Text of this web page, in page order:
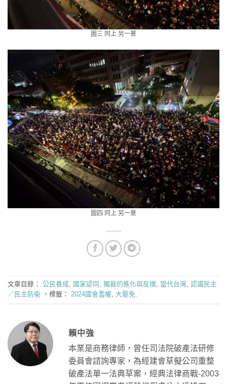
圖三 同上 另一景
圖四 同上 另一景
文章目錄： 公民養成, 國家認同 , 獨裁的進化與反撲, 當代台灣, 認識民主
／民主防衛 ，標籤： 2024國會濫權, 大罷免.
賴中強
本業是商務律師，曾任司法院破產法研修
委員會諮詢專家，為經建會草擬公司重整
破產法單一法典草案，經典法律商戰-2003